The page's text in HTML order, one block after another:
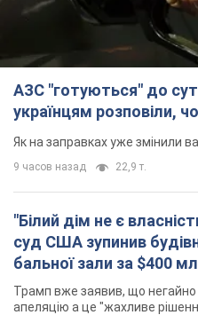
АЗС "готуються" до
українцям розповіли,
Як на заправках уже змінили
9 часов назад 22,9 т.
"Білий дім не є
суд США зупинив
бальної зали за $400
Трамп вже заявив, що
апеляцію а це "жахливе